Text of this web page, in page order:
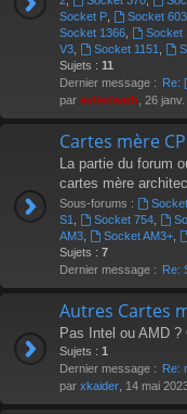
Socket P
Socket
Socket 1366
Socket
V3
Socket 1151
Sujets : 11
Dernier message : Re:
par eviledeath , 26
Cartes mère
La partie du forum
cartes mère
Sous-forums :
S1
Socket 754,
AM3
Socket AM3+,
Sujets : 7
Dernier message : Re:
Autres Cartes
Pas Intel ou AMD ?
Sujets : 1
Dernier message : Re:
par xkaider , 14 mai